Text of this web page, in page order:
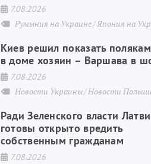
7.08.2026
Румыния на Украине Япония на
Киев решил показать
в доме хозяин – Варшава в
7.08.2026
Новости Украины Новости Польши
Ради Зеленского власти
готовы открыто вредить
собственным гражданам
7.08.2026